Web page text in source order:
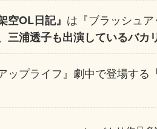
空OL日記』 は『ブラッシュ
三浦透子も出演しているバカ
ップライフ』劇中で登場する